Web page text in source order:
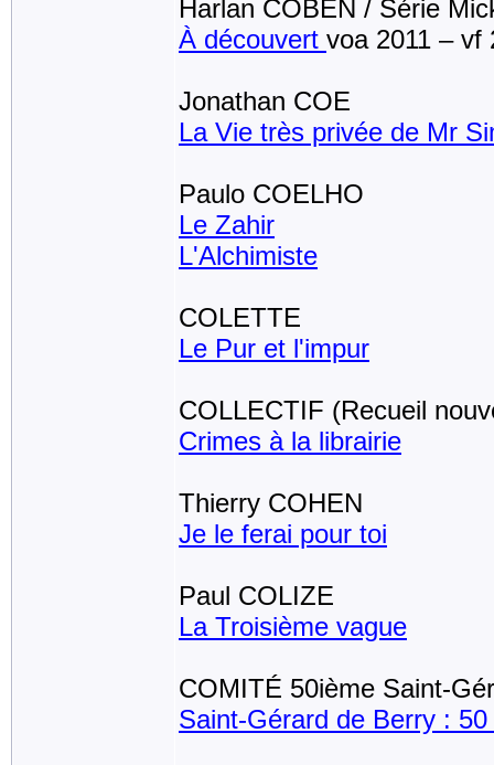
Harlan COBEN / Série
À découvert voa 2011 – vf
Jonathan COE
La Vie très privée de Mr
Paulo COELHO
Le Zahir
L'Alchimiste
COLETTE
Le Pur et l'impur
COLLECTIF (Recueil
Crimes à la librairie
Thierry COHEN
Je le ferai pour toi
Paul COLIZE
La Troisième vague
COMITÉ 50ième Saint-
Saint-Gérard de Berry : 50